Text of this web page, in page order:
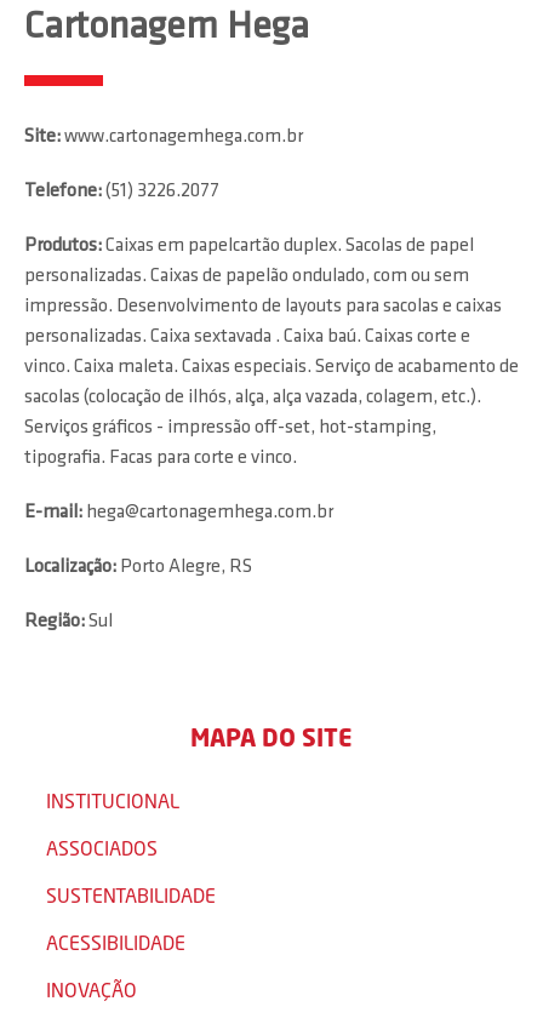
Cartonagem Hega
Site:www.cartonagemhega.com.br
Telefone:(51) 3226.2077
Produtos:Caixas em papelcartão duplex. Sacolas de papel
personalizadas. Caixas de papelão ondulado, com ou sem
impressão. Desenvolvimento de layouts para sacolas e caixas
personalizadas. Caixa sextavada . Caixa baú. Caixas corte e
vinco. Caixa maleta. Caixas especiais. Serviço de acabamento de
sacolas (colocação de ilhós, alça, alça vazada, colagem, etc.).
Serviços gráficos - impressão off-set, hot-stamping,
tipografia. Facas para corte e vinco.
E-mail: hega@cartonagemhega.com.br
Localização: Porto Alegre, RS
Região:Sul
MAPA DO SITE
INSTITUCIONAL
ASSOCIADOS
SUSTENTABILIDADE
ACESSIBILIDADE
INOVAÇÃO